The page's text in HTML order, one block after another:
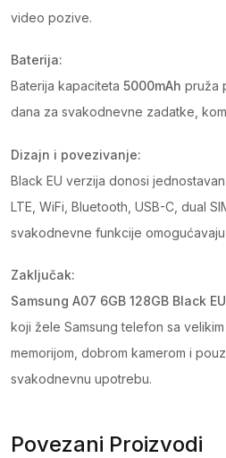
video pozive.
Baterija:
Baterija kapaciteta 5000mAh pruža
dana za svakodnevne zadatke,
Dizajn i povezivanje:
Black EU verzija donosi
LTE, WiFi, Bluetooth, USB-C, dual
svakodnevne funkcije
Zaključak:
Samsung A07 6GB 128GB Black EU
koji žele Samsung telefon sa
memorijom, dobrom kamerom i
svakodnevnu upotrebu.
Povezani Proizvodi